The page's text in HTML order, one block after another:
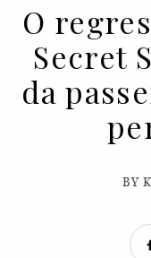
O
Secret
da
BY